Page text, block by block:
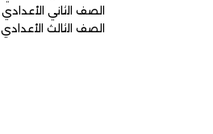
الصف الثاني الأعدادي
الصف الثالث الأعدادي